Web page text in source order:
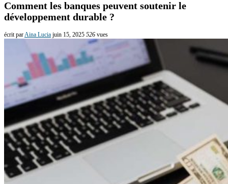
Comment les banques peuvent soutenir le
développement durable ?
écrit parAina Lucia juin 15, 2025 526 vues